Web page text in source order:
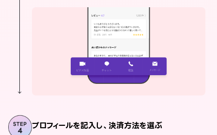
プロフィールを記入し、決済方法を選ぶ